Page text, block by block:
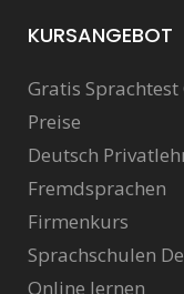
KURSANGEBOT
Gratis Sprachtest
Preise
Deutsch
Fremdsprachen
Firmenkurs
Sprachschulen
Online lernen